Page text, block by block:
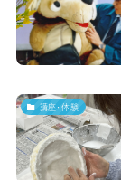
講座・体験